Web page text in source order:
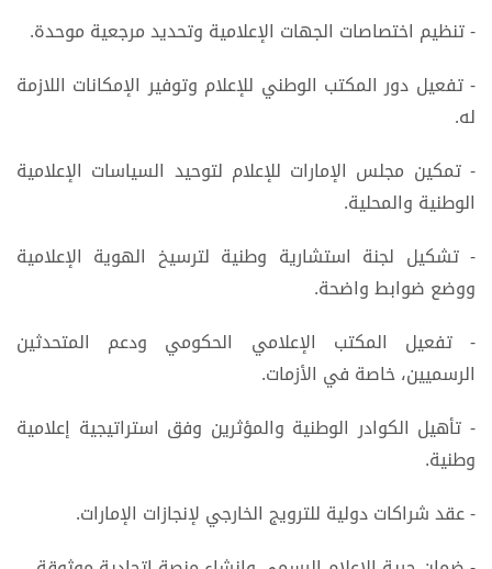
- تنظيم اختصاصات الجهات الإعلامية وتحديد مرجعية موحدة.
- تفعيل دور المكتب الوطني للإعلام وتوفير الإمكانات اللازمة
له.
- تمكين مجلس الإمارات للإعلام لتوحيد السياسات الإعلامية
الوطنية والمحلية.
- تشكيل لجنة استشارية وطنية لترسيخ الهوية الإعلامية
ووضع ضوابط واضحة.
- تفعيل المكتب الإعلامي الحكومي ودعم المتحدثين
الرسميين، خاصة في الأزمات.
- تأهيل الكوادر الوطنية والمؤثرين وفق استراتيجية إعلامية
وطنية.
- عقد شراكات دولية للترويج الخارجي لإنجازات الإمارات.